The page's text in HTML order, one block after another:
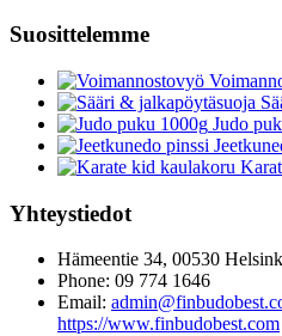
Suosittelemme
Judo
Yhteystiedot
Hämeentie 34, 00530
Phone: 09 774 1646
Email:
https://www.finbudobest.com